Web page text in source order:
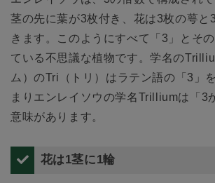
茎の先に葉が3枚付き、花は3枚の萼と
きます。このようにすべて「3」とそ
ている不思議な植物です。学名の
ム）のTri（トリ）はラテン語の「3」
まりエンレイソウの学名Trilliumは「3
意味があります。
花は1茎に1輪